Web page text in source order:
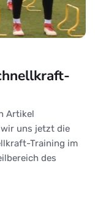
Artikel
uns jetzt die
Training im
des